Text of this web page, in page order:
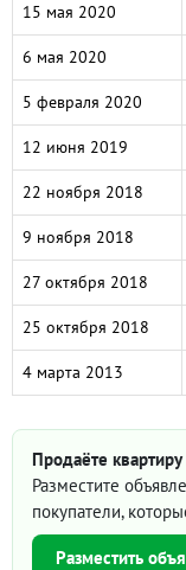
15 мая 2020
6 мая 2020
5 февраля 2020
12 июня 2019
22 ноября 2018
9 ноября 2018
27 октября 2018
25 октября 2018
4 марта 2013
Продаёте
Разместите
покупатели,
Разместить